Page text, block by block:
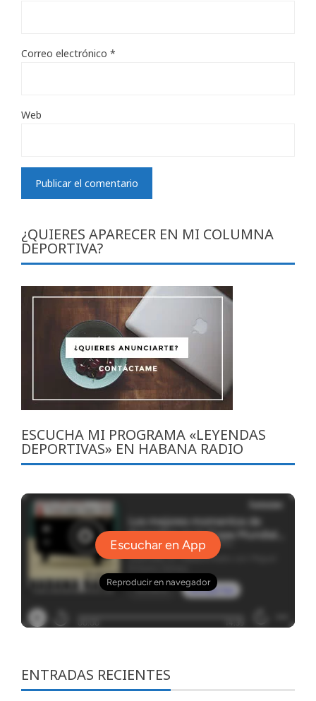
Correo electrónico *
Web
¿QUIERES APARECER EN MI COLUMNA
DEPORTIVA?
ESCUCHA MI PROGRAMA «LEYENDAS
DEPORTIVAS» EN HABANA RADIO
ENTRADAS RECIENTES